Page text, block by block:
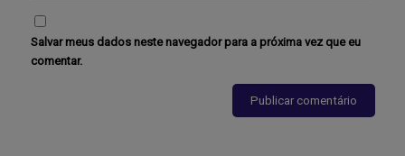
Salvar meus dados neste navegador para a próxima vez que eu
comentar.